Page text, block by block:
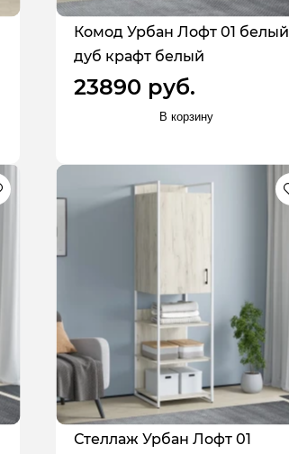
Комод Урбан Лофт 01 белый
дуб крафт белый
23890 руб.
В корзину
Стеллаж Урбан Лофт 01